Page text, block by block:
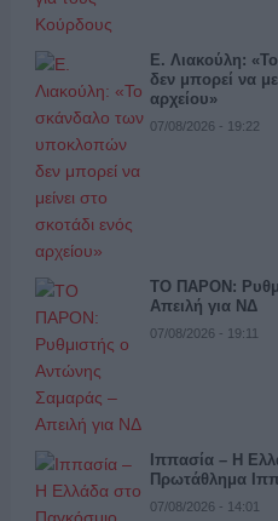
Ε. Λιακούλη:
δεν μπορεί να
αρχείου»
07/08/2026 - 19:22
ΤΟ ΠΑΡΟΝ:
Απειλή για ΝΔ
07/08/2026 - 19:11
Ιππασία – Η
Πρωτάθλημα
07/08/2026 - 14:01